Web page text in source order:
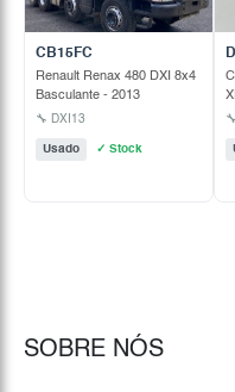
CB15FC
Renault Renax 480 DXI 8x4
Basculante - 2013
🔧 DXI13
Usado ✓ Stock
SOBRE NÓS